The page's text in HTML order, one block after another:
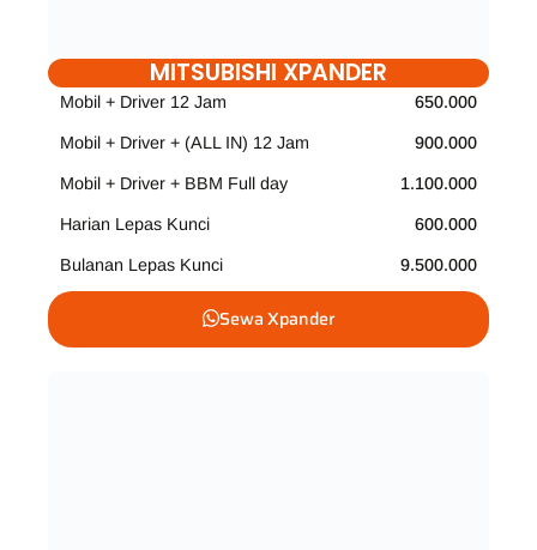
MITSUBISHI XPANDER
Mobil + Driver 12 Jam 650.000
Mobil + Driver + (ALL IN) 12 Jam 900.000
Mobil + Driver + BBM Full day 1.100.000
Harian Lepas Kunci 600.000
Bulanan Lepas Kunci 9.500.000
Sewa Xpander